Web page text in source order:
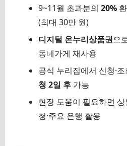
9~11월 초과분의 20%
(최대 30만 원)
디지털 온누리상품권으
동네가게 재사용
공식 누리집에서 신청·
청 2일 후 가능
현장 도움이 필요하면 상
청·주요 은행 활용